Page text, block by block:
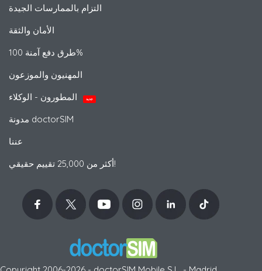
التزام بالممارسات الجيدة
الأمان والثقة
طرق دفع آمنة 100%
المهنيون والموزعون
جديد
مدونة doctorSIM
عننا
أكثر من 25,000 تقييم حقيقي!